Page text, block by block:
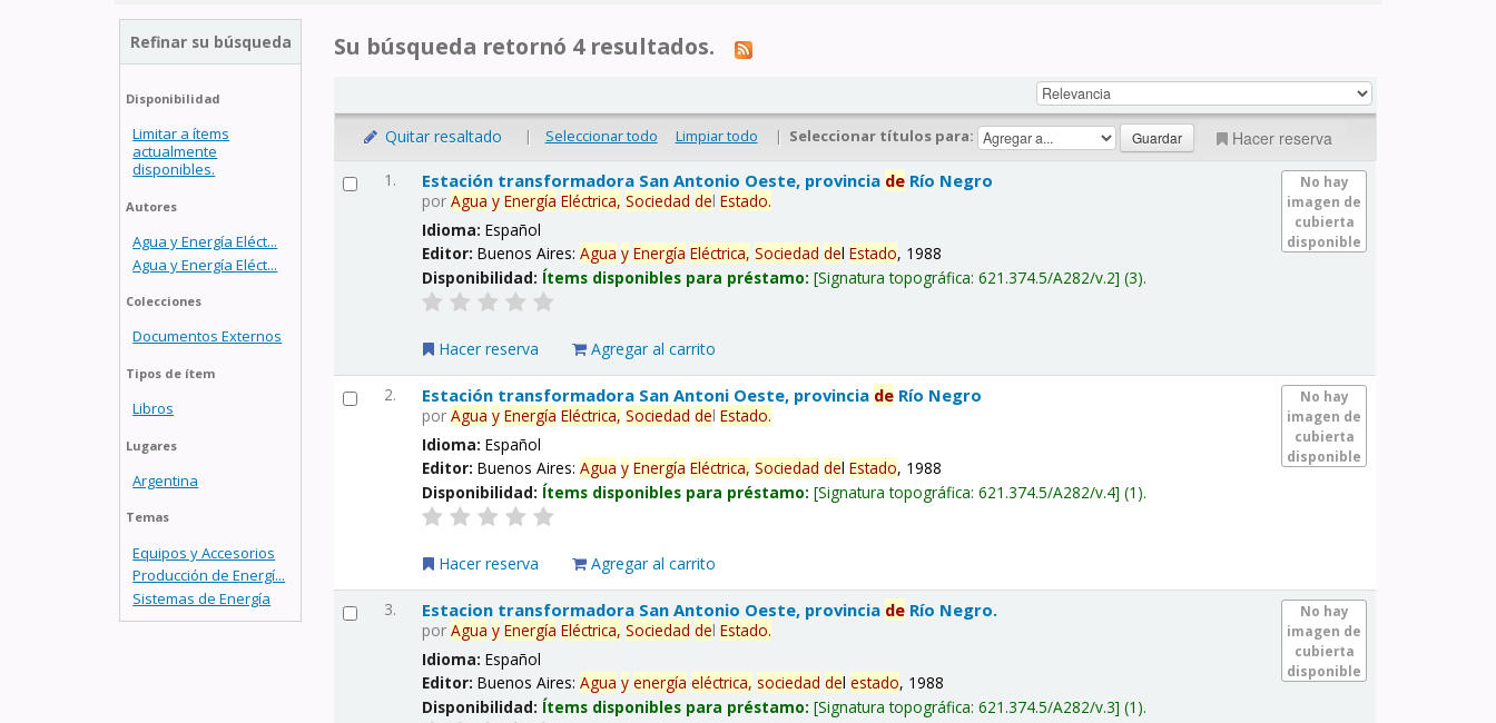
Refinar su búsqueda
Disponibilidad
Limitar a ítems
actualmente
disponibles.
Autores
Agua y Energía Eléct...
Agua y Energía Eléct...
Colecciones
Documentos Externos
Tipos de ítem
Libros
Lugares
Argentina
Temas
Equipos y Accesorios
Producción de Energí...
Sistemas de Energía
Su búsqueda retornó 4 resultados.
Quitar resaltado | Seleccionar todo Limpiar todo | Seleccionar títulos para: Hacer reserva
1.
No hay
imagen de
cubierta
disponible
Estación transformadora San Antonio Oeste, provincia de Río Negro
porAgua y Energía Eléctrica, Sociedad delEstado.
Idioma:Español
Editor:Buenos Aires:Agua y Energía Eléctrica, Sociedad delEstado, 1988
Disponibilidad: Ítems disponibles para préstamo: Signatura topográfica:621.374.5/A282/v.2 (3).
Hacer reserva Agregar al carrito
2.
No hay
imagen de
cubierta
disponible
Estación transformadora San Antoni Oeste, provincia de Río Negro
porAgua y Energía Eléctrica, Sociedad delEstado.
Idioma:Español
Editor:Buenos Aires:Agua y Energía Eléctrica, Sociedad delEstado, 1988
Disponibilidad: Ítems disponibles para préstamo: Signatura topográfica:621.374.5/A282/v.4 (1).
Hacer reserva Agregar al carrito
3.
No hay
imagen de
cubierta
disponible
Estacion transformadora San Antonio Oeste, provincia de Río Negro.
porAgua y Energía Eléctrica, Sociedad delEstado.
Idioma:Español
Editor:Buenos Aires:Agua y energía eléctrica, sociedad delestado, 1988
Disponibilidad: Ítems disponibles para préstamo: Signatura topográfica:621.374.5/A282/v.3 (1).